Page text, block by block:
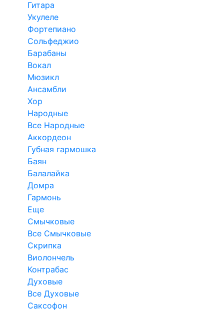
Гитара
Укулеле
Фортепиано
Сольфеджио
Барабаны
Вокал
Мюзикл
Ансамбли
Хор
Народные
Все Народные
Аккордеон
Губная гармошка
Баян
Балалайка
Домра
Гармонь
Еще
Смычковые
Все Смычковые
Скрипка
Виолончель
Контрабас
Духовые
Все Духовые
Саксофон